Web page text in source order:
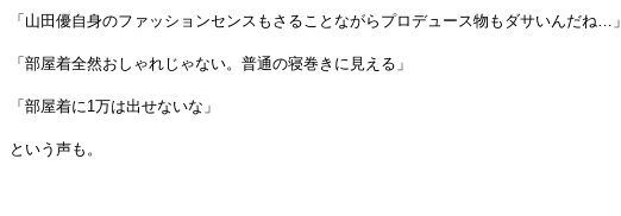
「山田優自身のファッションセンスもさることながらプロデュース物もダサいんだね…」
「部屋着全然おしゃれじゃない。普通の寝巻きに見える」
「部屋着に1万は出せないな」
という声も。